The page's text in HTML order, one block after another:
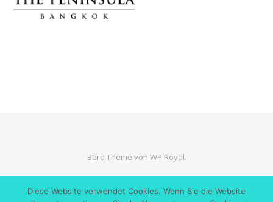
Bard Theme von WP Royal.
ZURÜCK NACH OBEN
Diese Website verwendet Cookies. Wenn Sie die Website